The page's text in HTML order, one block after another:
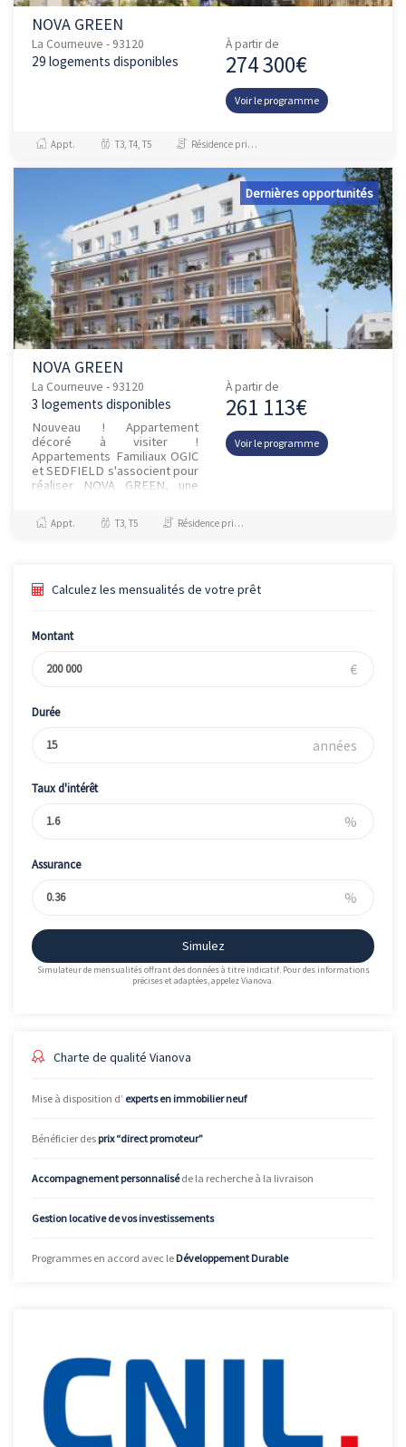
NOVA GREEN
La Courneuve - 93120
29 logements disponibles
À partir de
274 300€
Voir le programme
Appt. T3, T4, T5 Résidence principale / PTZ
Dernières opportunités
NOVA GREEN
La Courneuve - 93120
3 logements disponibles
Nouveau ! Appartement
décoré à visiter !
Appartements Familiaux OGIC
et SEDFIELD s'associent pour
réaliser NOVA GREEN, une
la TVA réduite 5,5% qui
proposera de...
À partir de
261 113€
Voir le programme
Appt. T3, T5 Résidence principale / PTZ, Investissement et Défiscalisation
Calculez les mensualités de votre prêt
Montant
€
Durée
années
Taux d'intérêt
%
Assurance
%
Simulez
Simulateur de mensualités offrant des données à titre indicatif. Pour des informations
précises et adaptées, appelez Vianova.
Charte de qualité Vianova
Mise à disposition d’ experts en immobilier neuf
Bénéficier des prix “direct promoteur”
Accompagnement personnaliséde la recherche à la livraison
Gestion locative de vos investissements
Programmes en accord avec le Développement Durable